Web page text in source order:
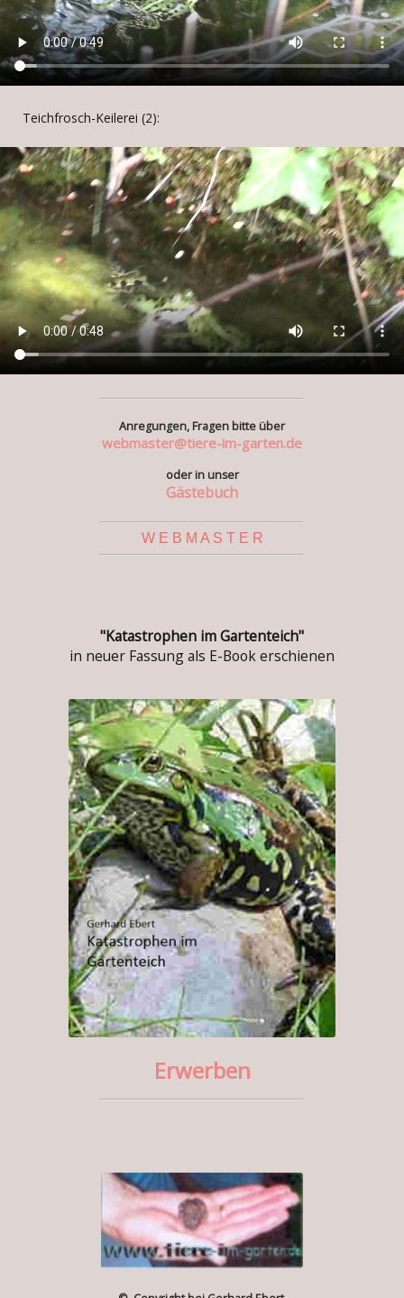
Teichfrosch-Keilerei (2):
Anregungen, Fragen bitte über
webmaster@tiere-im-garten.de
oder in unser
Gästebuch
W E B M A S T E R
"Katastrophen im Gartenteich"
in neuer Fassung als E-Book erschienen
Erwerben